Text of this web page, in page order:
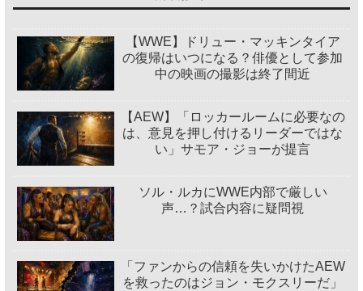
【WWE】ドリュー・マッキンタイア
の復帰はいつになる？俳優として参加
中の映画の撮影は終了間近
【AEW】「ロッカールームに必要なの
は、意見を押し付けるリーダーではな
い」サモア・ジョーが提言
ソル・ルカにWWE内部で厳しい
声…？試合内容に疑問視
「ファンからの信頼を失いかけたAEW
を救ったのはジョン・モクスリーだ」